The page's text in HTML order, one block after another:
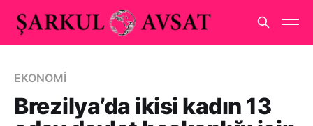
EKONOMİ
Brezilya’da ikisi kadın 13